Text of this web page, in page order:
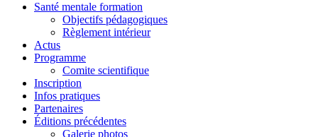
Santé mentale formation
Objectifs pédagogiques
Règlement intérieur
Actus
Programme
Comite scientifique
Inscription
Infos pratiques
Partenaires
Éditions précédentes
Galerie photos